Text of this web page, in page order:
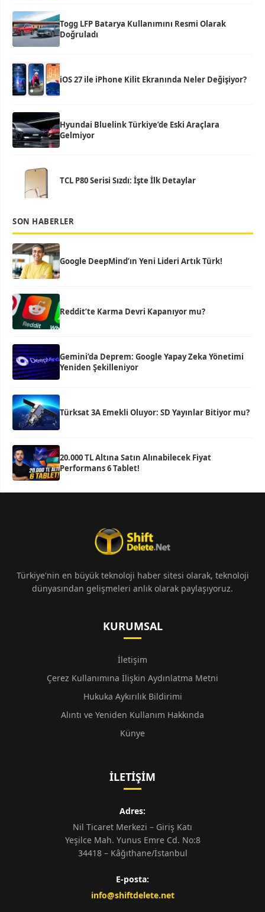
Togg LFP Batarya Kullanımını Resmi Olarak
Doğruladı
iOS 27 ile iPhone Kilit Ekranında Neler Değişiyor?
Hyundai Bluelink Türkiye’de Eski Araçlara
Gelmiyor
TCL P80 Serisi Sızdı: İşte İlk Detaylar
SON HABERLER
Google DeepMind’ın Yeni Lideri Artık Türk!
Reddit’te Karma Devri Kapanıyor mu?
Gemini’da Deprem: Google Yapay Zeka Yönetimi
Yeniden Şekilleniyor
Türksat 3A Emekli Oluyor: SD Yayınlar Bitiyor mu?
20.000 TL Altına Satın Alınabilecek Fiyat
Performans 6 Tablet!
Türkiye'nin en büyük teknoloji haber sitesi olarak, teknoloji
dünyasından gelişmeleri anlık olarak paylaşıyoruz.
KURUMSAL
İletişim
Çerez Kullanımına İlişkin Aydınlatma Metni
Hukuka Aykırılık Bildirimi
Alıntı ve Yeniden Kullanım Hakkında
Künye
İLETIŞIM
Adres:
Nil Ticaret Merkezi – Giriş Katı
Yeşilce Mah. Yunus Emre Cd. No:8
34418 – Kâğıthane/İstanbul
E-posta:
info@shiftdelete.net